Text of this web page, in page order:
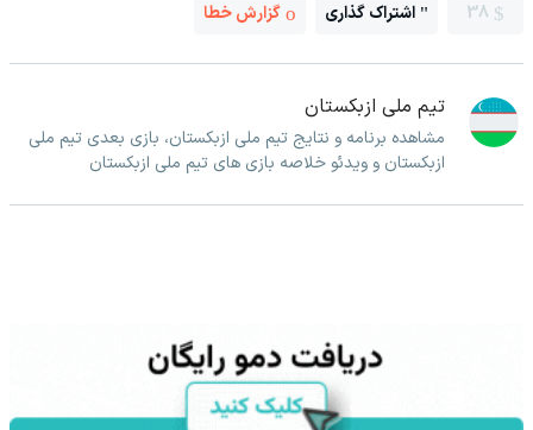
38 اشتراک گذاری گزارش خطا
تیم ملی ازبکستان
مشاهده برنامه و نتایج تیم ملی ازبکستان، بازی بعدی تیم ملی
ازبکستان و ویدئو خلاصه بازی های تیم ملی ازبکستان